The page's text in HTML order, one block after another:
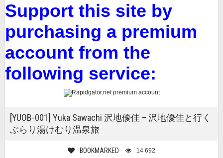
Support this site by
purchasing a premium
account from the
following service:
[YUOB-001] Yuka Sawachi 沢地優佳 – 沢地優佳と行く
ぶらり湯けむり温泉旅
BOOKMARKED 14 692